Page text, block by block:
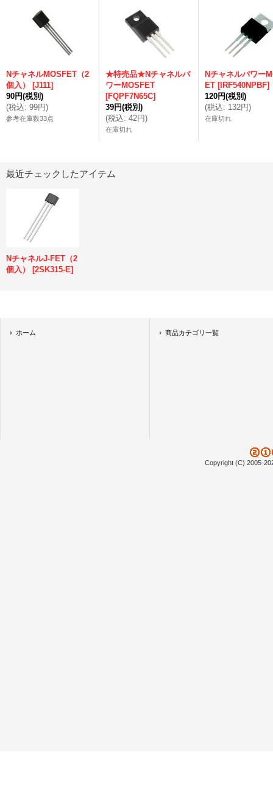
NチャネルMOSFET（2
個入）
[J111]
90円(税別)
(税込: 99円)
参考在庫数33点
★特売品★Nチャネルパ
ワーMOSFET
[FQPF7N65C]
39円(税別)
(税込: 42円)
在庫切れ
Nチャネルパワー
ET [IRF540NPBF]
120円(税別)
(税込: 132円)
在庫切れ
最近チェックしたアイテム
NチャネルJ-FET（2
個入）
[2SK315-E]
ホーム 商品カテゴリ一覧
Copyright (C) 2005-